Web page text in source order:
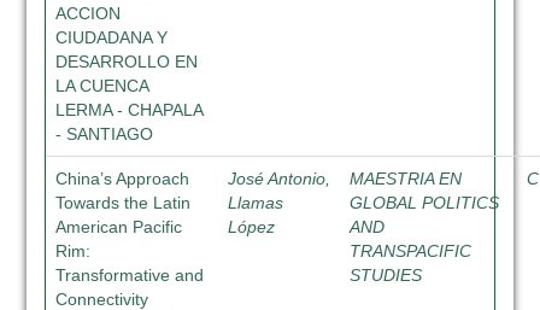
ACCION
CIUDADANA Y
DESARROLLO EN
LA CUENCA
LERMA - CHAPALA
- SANTIAGO
China’s Approach
Towards the Latin
American Pacific
Rim:
Transformative and
Connectivity
José Antonio,
Llamas
López
MAESTRIA EN
GLOBAL POLITICS
AND
TRANSPACIFIC
STUDIES